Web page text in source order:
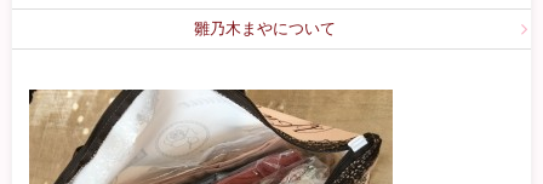
雛乃木まやについて